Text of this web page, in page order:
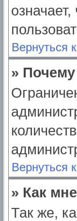
Вернуться
»
Вернуться
» Как
Так же,